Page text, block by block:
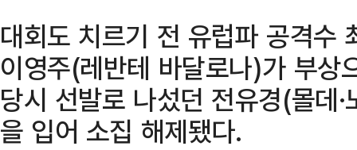
대회도 치르기 전 유럽파 공격수
이영주(레반테 바달로나)가 부상
당시 선발로 나섰던 전유경(몰데
을 입어 소집 해제됐다.